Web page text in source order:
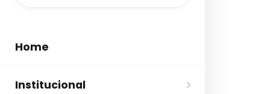
Home
Institucional